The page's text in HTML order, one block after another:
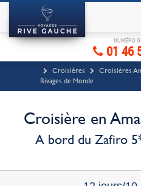
Croisières Croisières
Rivages de Monde
Croisière en
A bord du Zafiro
NUMÉRO
01 46